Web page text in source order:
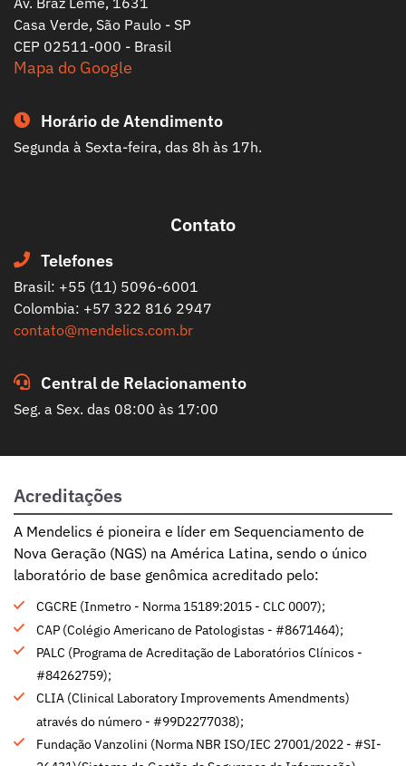
Casa Verde, São Paulo - SP
CEP 02511-000 - Brasil
Mapa do Google
Horário de Atendimento
Segunda à Sexta-feira, das 8h às 17h.
Contato
Telefones
Brasil: +55 (11) 5096-6001
Colombia: +57 322 816 2947
contato@mendelics.com.br
Central de Relacionamento
Seg. a Sex. das 08:00 às 17:00
Acreditações
A Mendelics é pioneira e líder em Sequenciamento de
Nova Geração (NGS) na América Latina, sendo o único
laboratório de base genômica acreditado pelo:
CGCRE (Inmetro - Norma 15189:2015 - CLC 0007);
CAP (Colégio Americano de Patologistas - #8671464);
PALC (Programa de Acreditação de Laboratórios Clínicos -
#84262759);
CLIA (Clinical Laboratory Improvements Amendments)
através do número - #99D2277038);
Fundação Vanzolini (Norma NBR ISO/IEC 27001/2022 - #SI-